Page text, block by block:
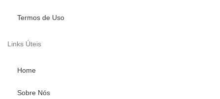
Termos de Uso
Links Úteis
Home
Sobre Nós